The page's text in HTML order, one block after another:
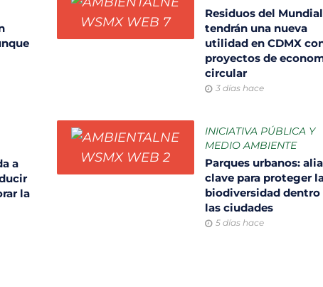
Residuos del
tendrán una nueva
utilidad en CDMX
proyectos de
circular
3 días hace
a
la
INICIATIVA PÚBLICA Y
MEDIO AMBIENTE
Parques urbanos:
clave para proteger
biodiversidad dentro
las ciudades
5 días hace